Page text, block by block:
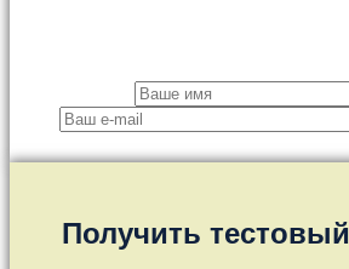
Получить